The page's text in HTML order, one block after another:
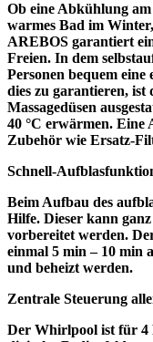
Ob eine Abkühlung
warmes Bad im
AREBOS garantiert
Freien. In dem
Personen bequem eine
dies zu garantieren,
Massagedüsen
40 °C erwärmen. Eine
Zubehör wie Ersatz-
Schnell-
Beim Aufbau des
Hilfe. Dieser kann
vorbereitet werden.
einmal 5 min – 10 min
und beheizt werden.
Zentrale Steuerung
Der Whirlpool ist für 4